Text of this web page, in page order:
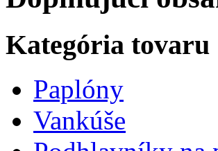
Kategória tovaru
Paplóny
Vankúše